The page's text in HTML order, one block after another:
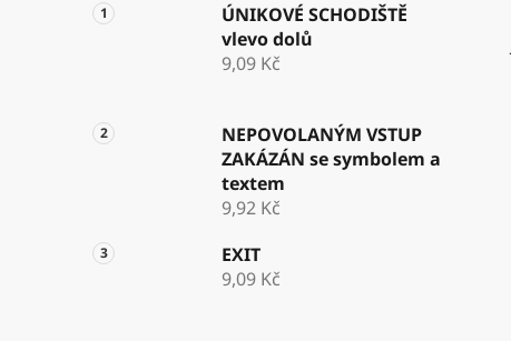
ÚNIKOVÉ SCHODIŠTĚ
vlevo dolů
9,09 Kč
NEPOVOLANÝM VSTUP
ZAKÁZÁN se symbolem a
textem
9,92 Kč
EXIT
9,09 Kč